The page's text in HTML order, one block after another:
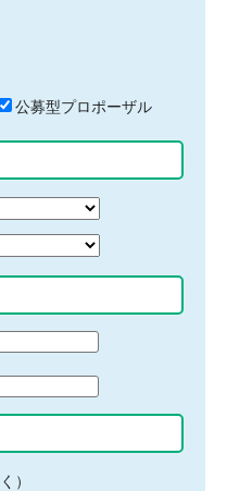
公募型プロポーザル
）